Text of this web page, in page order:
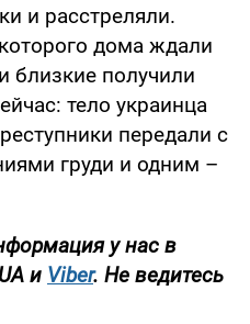
и расстреляли.
дома ждали
близкие получили
тело украинца
передали с
груди и одним –
у нас в
и Viber. Не ведитесь